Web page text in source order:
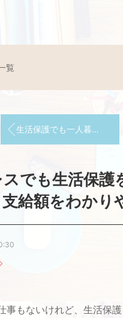
覧
生活保護でも一人暮らしは可能？条件や注意点をわかりやすく解説
でも生活保護
給額をわかり
事もないけれど、生活保